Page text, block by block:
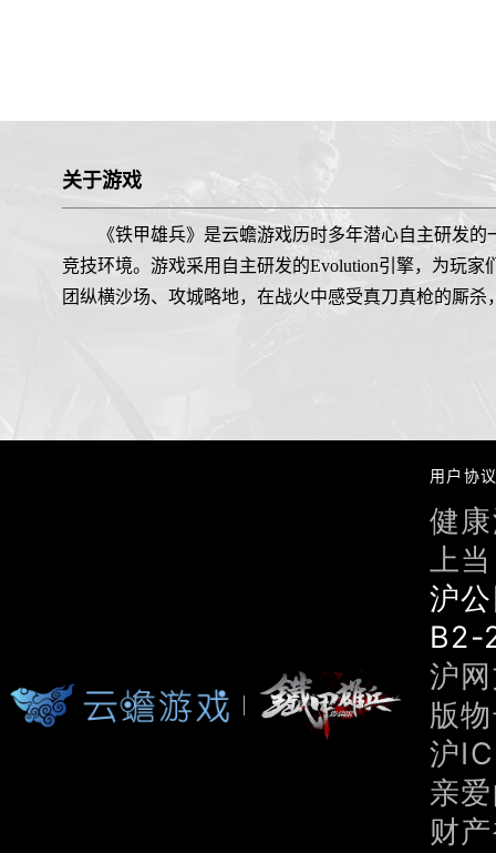
关于游戏
《铁甲雄兵》是云蟾游戏历时多年潜心自主研发
竞技环境。游戏采用自主研发的Evolution引擎，为玩
团纵横沙场、攻城略地，在战火中感受真刀真枪的厮
用户协议
健
上
沪
B2-
沪
版
沪
亲
财